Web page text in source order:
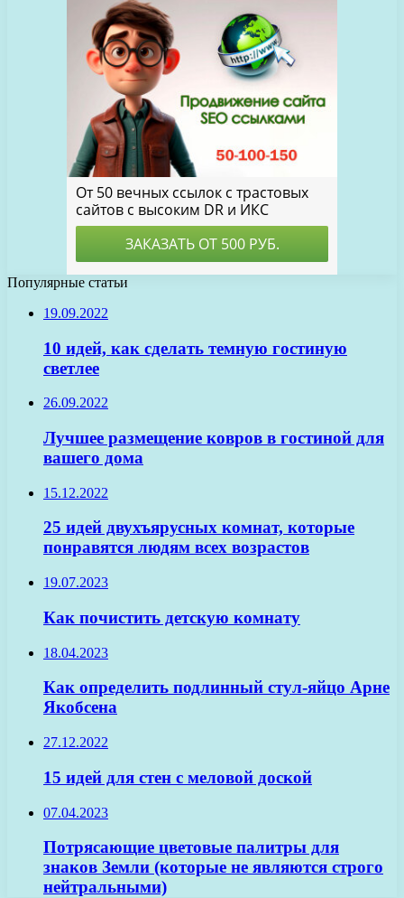
Популярные статьи
19.09.2022
10 идей, как сделать темную гостиную
светлее
26.09.2022
Лучшее размещение ковров в гостиной для
вашего дома
15.12.2022
25 идей двухъярусных комнат, которые
понравятся людям всех возрастов
19.07.2023
Как почистить детскую комнату
18.04.2023
Как определить подлинный стул-яйцо Арне
Якобсена
27.12.2022
15 идей для стен с меловой доской
07.04.2023
Потрясающие цветовые палитры для
знаков Земли (которые не являются строго
нейтральными)